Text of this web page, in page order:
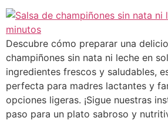
Descubre cómo preparar una
champiñones sin nata ni leche en
ingredientes frescos y saludables,
perfecta para madres lactantes y
opciones ligeras. ¡Sigue nuestras
paso para un plato sabroso y